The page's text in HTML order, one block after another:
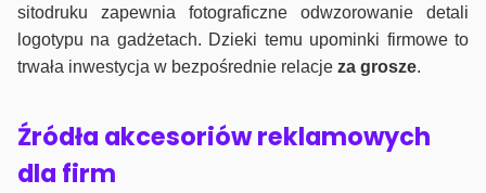
sitodruku zapewnia fotograficzne odwzorowanie detali
logotypu na gadżetach. Dzieki temu upominki firmowe to
trwała inwestycja w bezpośrednie relacje za grosze.
Źródła akcesoriów reklamowych
dla firm